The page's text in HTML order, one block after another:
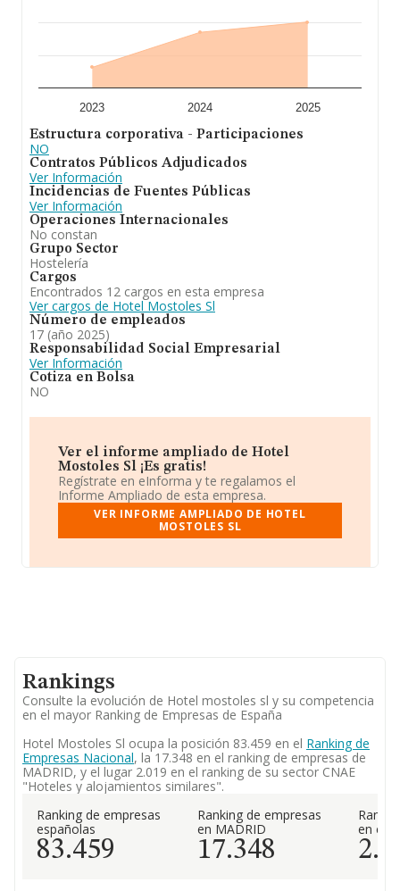
18 años.
A modo de conclusión,
se dedica a
hotel de 4 estrellas. En el ranking de su sector (Hoteles y
posición respecto al 2023, sin embargo, en cuanto al
ranking nacional, la empresa ha ganado posiciones.
2023 2024 2025
Estructura corporativa - Participaciones
NO
Contratos Públicos Adjudicados
Ver Información
Incidencias de Fuentes Públicas
Ver Información
Operaciones Internacionales
No constan
Grupo Sector
Hostelería
Cargos
Encontrados 12 cargos en esta empresa
Ver cargos de Hotel Mostoles Sl
Número de empleados
17 (año 2025)
Responsabilidad Social Empresarial
Ver Información
Cotiza en Bolsa
NO
Ver el informe ampliado de Hotel
Mostoles Sl ¡Es gratis!
Regístrate en eInforma y te regalamos el
Informe Ampliado de esta empresa.
VER INFORME AMPLIADO DE HOTEL
MOSTOLES SL
Rankings
Consulte la evolución de Hotel mostoles sl y su competencia
en el mayor Ranking de Empresas de España
Hotel Mostoles Sl ocupa la posición 83.459 en el Ranking de
Empresas Nacional, la 17.348 en el ranking de empresas de
MADRID, y el lugar 2.019 en el ranking de su sector CNAE
"Hoteles y alojamientos similares".
Ranking de empresas
españolas
83.459
Ranking de empresas
en MADRID
17.348
en el